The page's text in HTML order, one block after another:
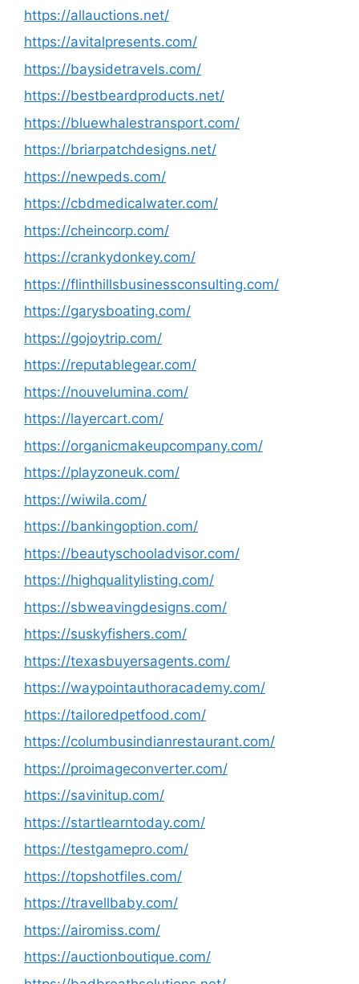
https://allauctions.net/
https://avitalpresents.com/
https://baysidetravels.com/
https://bestbeardproducts.net/
https://bluewhalestransport.com/
https://briarpatchdesigns.net/
https://newpeds.com/
https://cbdmedicalwater.com/
https://cheincorp.com/
https://crankydonkey.com/
https://flinthillsbusinessconsulting.com/
https://garysboating.com/
https://gojoytrip.com/
https://reputablegear.com/
https://nouvelumina.com/
https://layercart.com/
https://organicmakeupcompany.com/
https://playzoneuk.com/
https://wiwila.com/
https://bankingoption.com/
https://beautyschooladvisor.com/
https://highqualitylisting.com/
https://sbweavingdesigns.com/
https://suskyfishers.com/
https://texasbuyersagents.com/
https://waypointauthoracademy.com/
https://tailoredpetfood.com/
https://columbusindianrestaurant.com/
https://proimageconverter.com/
https://savinitup.com/
https://startlearntoday.com/
https://testgamepro.com/
https://topshotfiles.com/
https://travellbaby.com/
https://airomiss.com/
https://auctionboutique.com/